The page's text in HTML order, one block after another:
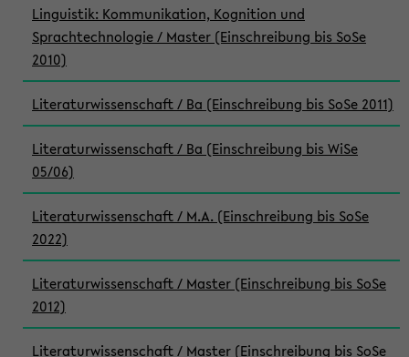
Linguistik: Kommunikation, Kognition und
Sprachtechnologie / Master (Einschreibung bis SoSe
2010)
Literaturwissenschaft / Ba (Einschreibung bis SoSe 2011)
Literaturwissenschaft / Ba (Einschreibung bis WiSe
05/06)
Literaturwissenschaft / M.A. (Einschreibung bis SoSe
2022)
Literaturwissenschaft / Master (Einschreibung bis SoSe
2012)
Literaturwissenschaft / Master (Einschreibung bis SoSe